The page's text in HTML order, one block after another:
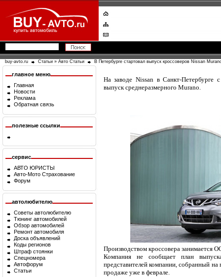
buy-avto.ru Статьи » Авто Статьи В Петербурге стартовал выпуск кроссоверов Nissan
главное меню
Главная
Новости
Реклама
Обратная связь
полезные ссылки
сервис
АВТО ЮРИСТЫ
Авто-Мото Страхование
Форум
автолюбителю
Советы автолюбителю
Тюнинг автомобилей
Обзор автомобилей
Ремонт автомобиля
Доска объявлений
Коды регионов
Штраф стоянки
Спецномера
Автофорум
Статьи
На заводе Nissan в Санкт-Петербурге
выпуск среднеразмерного Murano.
Производством кроссовера занимается
Компания не сообщает план
представителей компании, собранный на
продаже уже в феврале.